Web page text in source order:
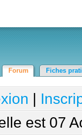
Forum Fiches
|
est 07